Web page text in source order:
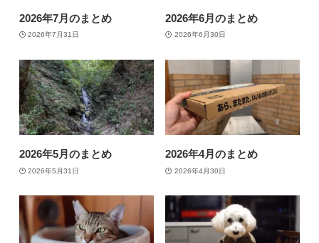
2026年7月のまとめ
2026年7月31日
2026年6月のまとめ
2026年6月30日
2026年5月のまとめ
2026年5月31日
2026年4月のまとめ
2026年4月30日